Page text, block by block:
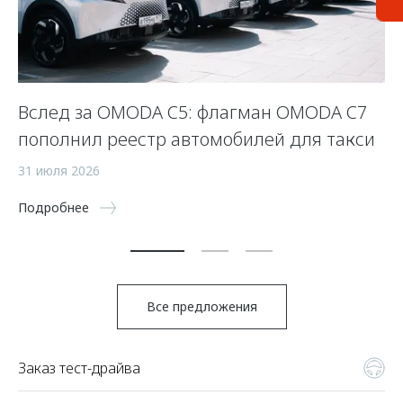
Вслед за OMODA C5: флагман OMODA C7
пополнил реестр автомобилей для такси
31 июля 2026
Подробнее
Все предложения
Заказ тест-драйва